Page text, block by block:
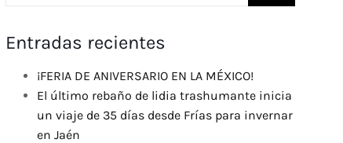
Entradas recientes
¡FERIA DE ANIVERSARIO EN LA MÉXICO!
El último rebaño de lidia trashumante inicia
un viaje de 35 días desde Frías para invernar
en Jaén